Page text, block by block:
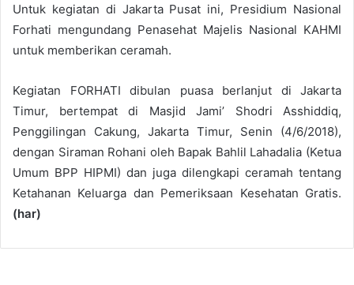
Untuk kegiatan di Jakarta Pusat ini, Presidium Nasional
Forhati mengundang Penasehat Majelis Nasional KAHMI
untuk memberikan ceramah.
Kegiatan FORHATI dibulan puasa berlanjut di Jakarta
Timur, bertempat di Masjid Jami’ Shodri Asshiddiq,
Penggilingan Cakung, Jakarta Timur, Senin (4/6/2018),
dengan Siraman Rohani oleh Bapak Bahlil Lahadalia (Ketua
Umum BPP HIPMI) dan juga dilengkapi ceramah tentang
Ketahanan Keluarga dan Pemeriksaan Kesehatan Gratis.
(har)